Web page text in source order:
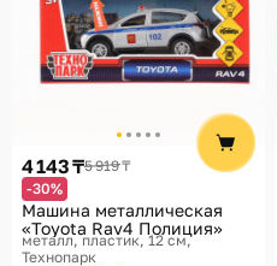
4 143 ₸5 919 ₸
-30%
Машина металлическая
«Toyota Rav4 Полиция»
металл, пластик, 12 см
Технопарк